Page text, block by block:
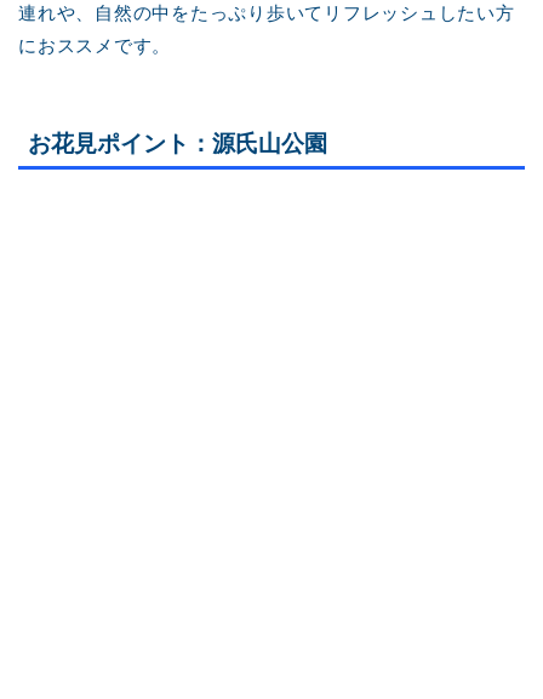
連れや、自然の中をたっぷり歩いてリフレッシュしたい方
におススメです。
お花見ポイント：源氏山公園